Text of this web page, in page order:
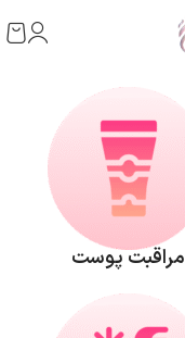
مراقبت پوست